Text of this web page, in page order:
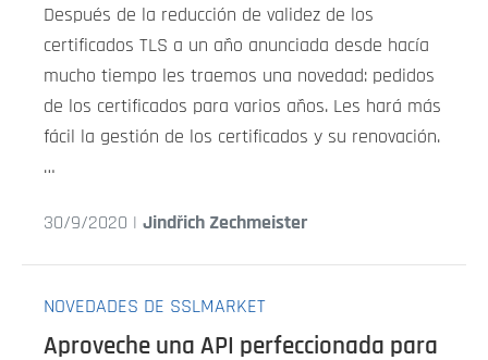
Después de la reducción de validez de los
certificados TLS a un año anunciada desde hacía
mucho tiempo les traemos una novedad: pedidos
de los certificados para varios años. Les hará más
fácil la gestión de los certificados y su renovación.
…
30/9/2020 | Jindřich Zechmeister
NOVEDADES DE SSLMARKET
Aproveche una API perfeccionada para